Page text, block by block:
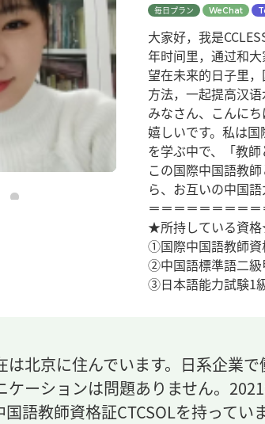
毎日プラン WeChat
大家好，我是
年时间里，通过和
望在未来的日子里
方法，一起提高汉
みなさん、こんに
嬉しいです。私は
を学ぶ中で、「教
この国際中国語教
ら、お互いの中国
＝＝＝＝＝＝＝＝
★所持している資
①国際中国語教師資
②中国語標準語二級
③日本語能力試験1
は北京に住んでいます。日系企業
ケーションは問題ありません。
語教師資格証CTCSOLを持っていま